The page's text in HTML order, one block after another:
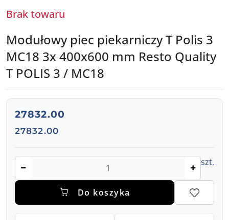
Brak towaru
Modułowy piec piekarniczy T Polis 3
MC18 3x 400x600 mm Resto Quality
T POLIS 3 / MC18
cena:
27832.00
Cena:
27832.00
szt.
Do koszyka